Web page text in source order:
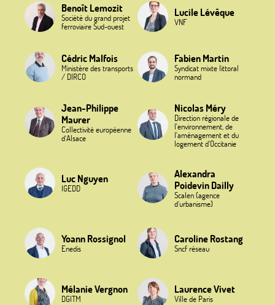
Benoît Lemozit
Société du grand projet
ferroviaire Sud-ouest
Lucile Lévêque
VNF
Cédric Malfois
Ministère des transports
/ DIRCO
Fabien Martin
Syndicat mixte littoral
normand
Jean-Philippe
Maurer
Collectivité européenne
d’Alsace
Nicolas Méry
Direction régionale de
l'environnement, de
l'aménagement et du
logement d'Occitanie
Luc Nguyen
IGEDD
Alexandra
Poidevin Dailly
Scalen (agence
d’urbanisme)
Yoann Rossignol
Enedis
Caroline Rostang
Sncf réseau
Mélanie Vergnon
DGITM
Laurence Vivet
Ville de Paris